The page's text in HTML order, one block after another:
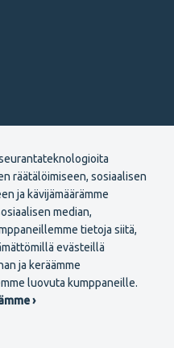
räätälöimiseen, sosiaalisen
ja kävijämäärämme
median,
tietoja siitä,
evästeillä
ja keräämme
luovuta kumppaneille.
›